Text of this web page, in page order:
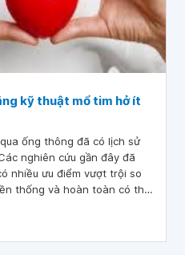
kỹ thuật mổ tim hở ít
ống thông đã có lịch sử
nghiên cứu gần đây đã
nhiều ưu điểm vượt trội so
thống và hoàn toàn có thể